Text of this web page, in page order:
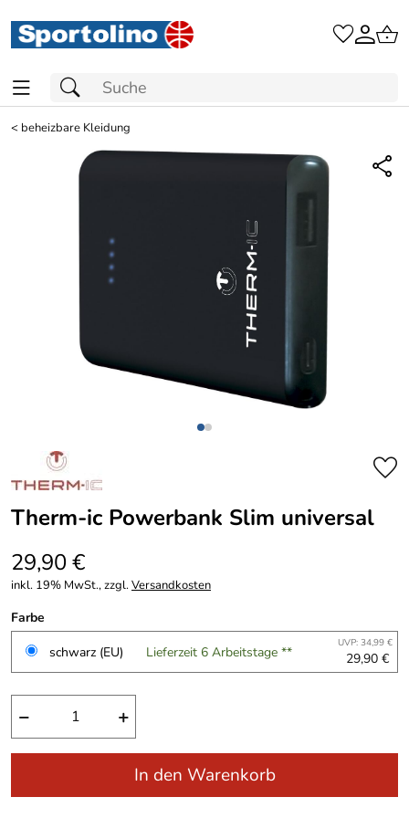
< beheizbare Kleidung
Therm-ic Powerbank Slim universal
29,90 €
inkl. 19% MwSt., zzgl.Versandkosten
Farbe
schwarz (EU)
Lieferzeit 6 Arbeitstage ** UVP: 34,99 €
29,90 €
− +
In den Warenkorb